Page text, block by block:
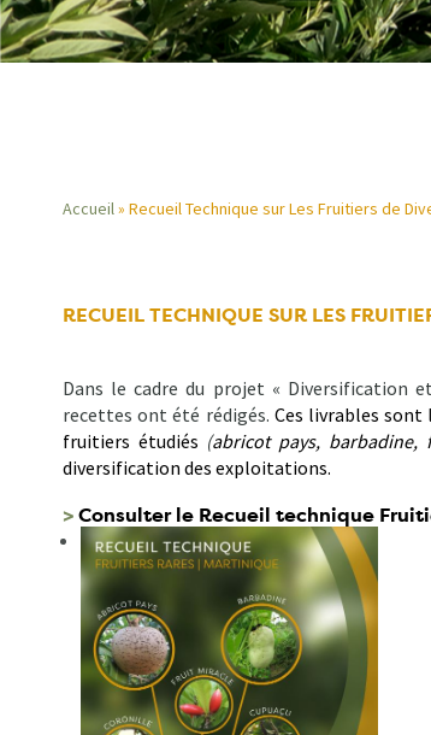
d'Ariane
Accueil Recueil Technique sur Les Fruitiers de
RECUEIL TECHNIQUE SUR LES
Dans le cadre du projet « Diversification
recettes ont été rédigés. Ces livrables sont
fruitiers étudiés (abricot pays,
diversification des exploitations.
>Consulter le Recueil technique